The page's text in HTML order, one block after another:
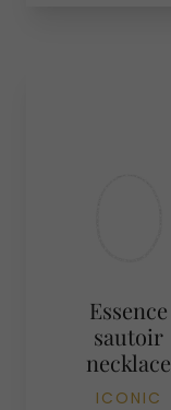
Essence
sautoir
necklace
ICONIC